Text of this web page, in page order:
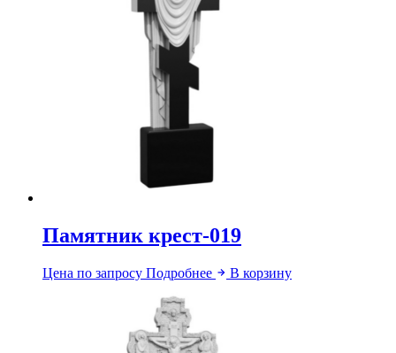
Памятник крест-019
Цена по запросу Подробнее В корзину